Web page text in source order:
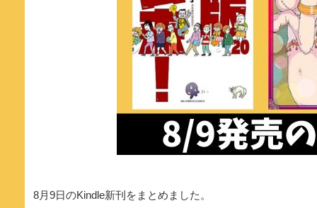
8月9日のKindle新刊をまとめました。